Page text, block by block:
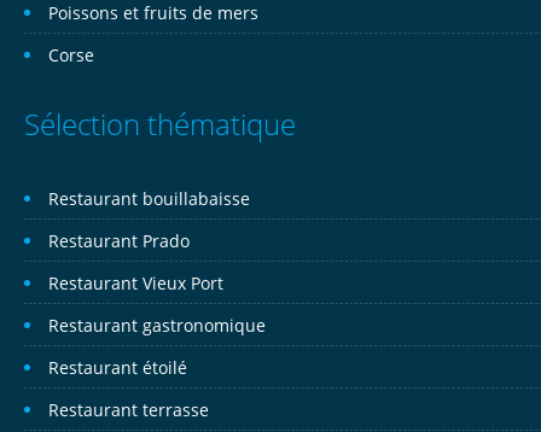
Poissons et fruits de mers
Corse
Sélection thématique
Restaurant bouillabaisse
Restaurant Prado
Restaurant Vieux Port
Restaurant gastronomique
Restaurant étoilé
Restaurant terrasse